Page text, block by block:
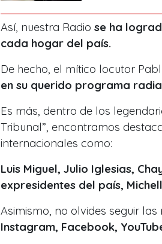
Así, nuestra Radio se ha
cada hogar del país.
De hecho, el mítico locutor
en su querido programa
Es más, dentro de los
Tribunal”, encontramos
internacionales como:
Luis Miguel, Julio Iglesias,
expresidentes del país,
Asimismo, no olvides seguir
Instagram, Facebook,